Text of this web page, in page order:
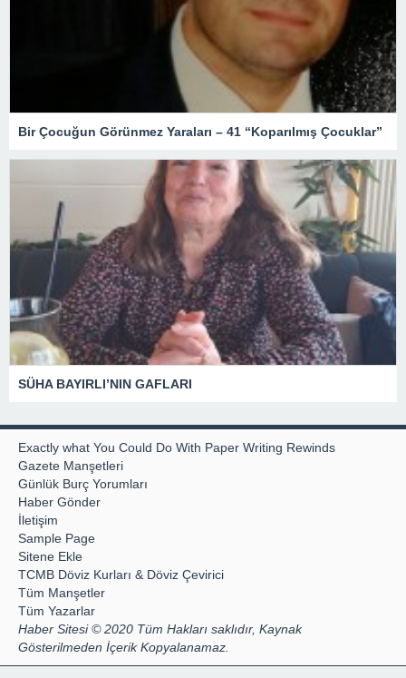
Bir Çocuğun Görünmez Yaraları – 41 “Koparılmış Çocuklar”
SÜHA BAYIRLI’NIN GAFLARI
Exactly what You Could Do With Paper Writing Rewinds
Gazete Manşetleri
Günlük Burç Yorumları
Haber Gönder
İletişim
Sample Page
Sitene Ekle
TCMB Döviz Kurları & Döviz Çevirici
Tüm Manşetler
Tüm Yazarlar
Haber Sitesi © 2020 Tüm Hakları saklıdır, Kaynak
Gösterilmeden İçerik Kopyalanamaz.